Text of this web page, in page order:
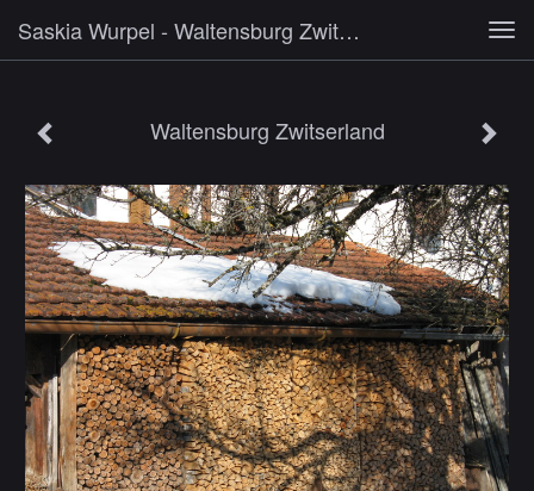
Saskia Wurpel - Waltensburg Zwitserland
Waltensburg Zwitserland